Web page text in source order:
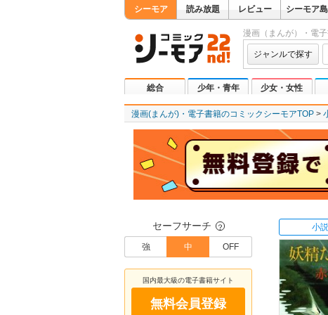
シーモア 読み放題 レビュー シーモア島
漫画（まんが）・電
ジャンルで探す
総合 少年・青年 少女・女性
漫画(まんが)・電子書籍のコミックシーモアTOP
セーフサーチ ？
強 中 OFF
国内最大級の電子書籍サイト
無料会員登録
小